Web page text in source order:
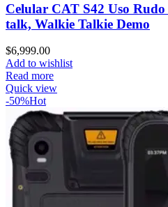
Celular CAT S42 Uso
talk, Walkie Talkie Demo
$6,999.00
Add to wishlist
Read more
Quick view
-50%Hot